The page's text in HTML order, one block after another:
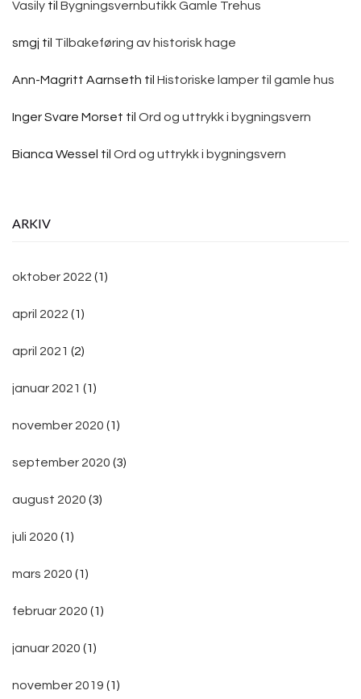
Vasily til Bygningsvernbutikk Gamle Trehus
smgj til Tilbakeføring av historisk hage
Ann-Magritt Aarnseth til Historiske lamper til gamle hus
Inger Svare Morset til Ord og uttrykk i bygningsvern
Bianca Wessel til Ord og uttrykk i bygningsvern
ARKIV
oktober 2022 (1)
april 2022 (1)
april 2021 (2)
januar 2021 (1)
november 2020 (1)
september 2020 (3)
august 2020 (3)
juli 2020 (1)
mars 2020 (1)
februar 2020 (1)
januar 2020 (1)
november 2019 (1)